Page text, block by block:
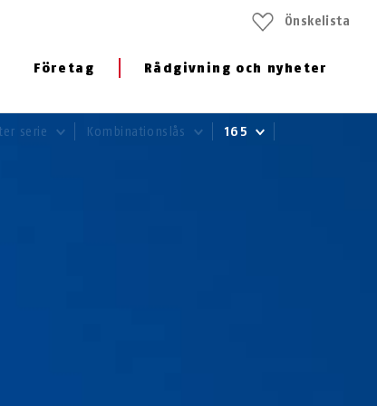
Företag Rådgivning och nyheter
Önskelista
serie Kombinationslås 165